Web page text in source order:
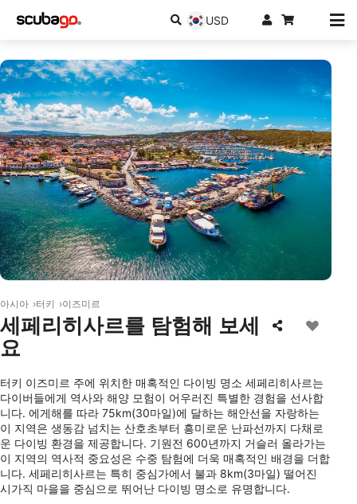
USD
아시아 터키 이즈미르
세페리히사르를 탐험해 보세
요
터키 이즈미르 주에 위치한 매혹적인 다이빙 명소 세페리히사르는
다이버들에게 역사와 해양 모험이 어우러진 특별한 경험을 선사합
니다. 에게해를 따라 75km(30마일)에 달하는 해안선을 자랑하는
이 지역은 생동감 넘치는 산호초부터 흥미로운 난파선까지 다채로
운 다이빙 환경을 제공합니다. 기원전 600년까지 거슬러 올라가는
이 지역의 역사적 중요성은 수중 탐험에 더욱 매혹적인 배경을 더합
니다. 세페리히사르는 특히 중심가에서 불과 8km(3마일) 떨어진
시가직 마을을 중심으로 뛰어난 다이빙 명소로 유명합니다.